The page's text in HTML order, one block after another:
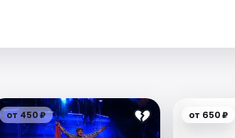
от 450 ₽ от 650 ₽